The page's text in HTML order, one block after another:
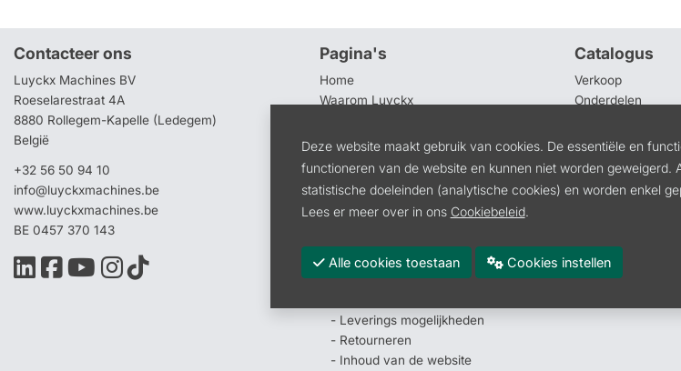
Contacteer ons
Luyckx Machines BV
Roeselarestraat 4A
8880 Rollegem-Kapelle (Ledegem)
België
+32 56 50 94 10
info@luyckxmachines.be
www.luyckxmachines.be
BE 0457 370 143
Pagina's
Home
Waarom Luyckx
- Depannage of afhaling aanvragen
- Winteronderhoud
- Product instructies
- Acculaad - en - looptijden
- Veel gestelde vragen (FAQ)
- Leverings mogelijkheden
- Retourneren
- Inhoud van de website
Catalogus
Verkoop
Onderdelen
Tweedehands
Promoties
Deze website maakt gebruik van cookies. De essentiële en
functioneren van de website en kunnen niet worden geweigerd.
statistische doeleinden (analytische cookies) en worden enkel
Lees er meer over in ons Cookiebeleid.
Alle cookies toestaan Cookies instellen